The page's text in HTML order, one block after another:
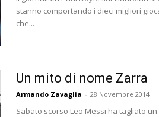
stanno comportando i dieci migliori
che...
Un mito di nome Zarra
Armando Zavaglia - 28 Novembre 2014
Sabato scorso Leo Messi ha tagliato